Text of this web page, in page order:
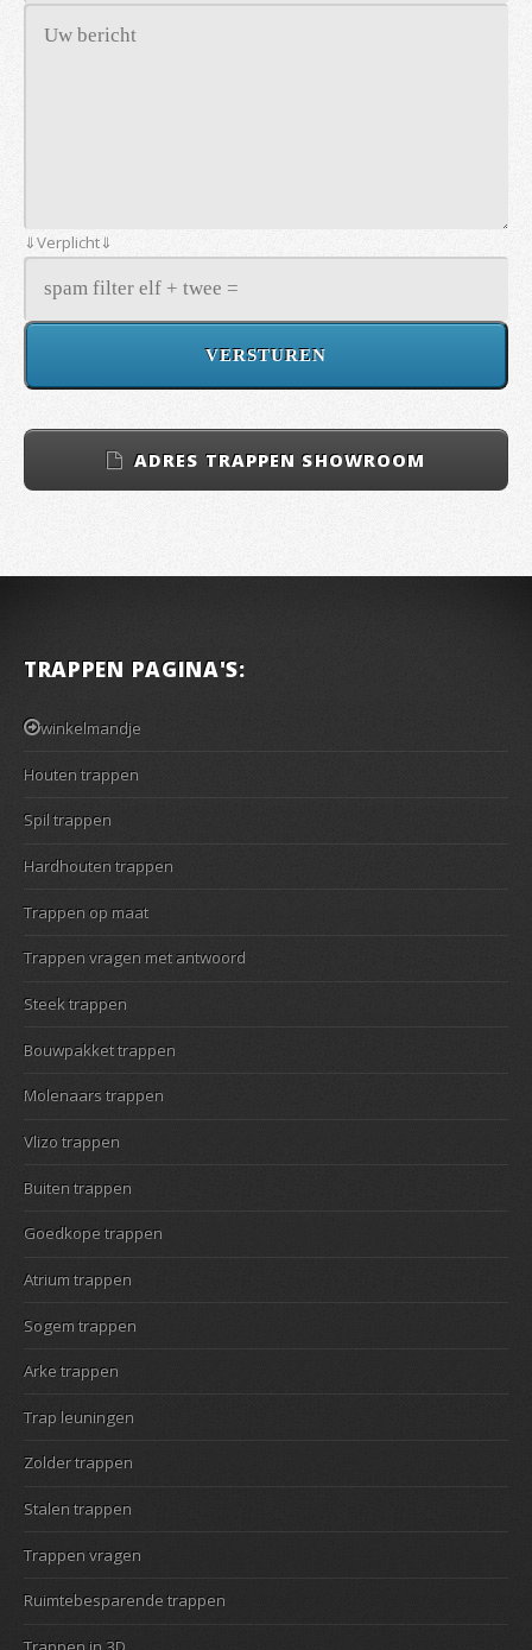
⇓Verplicht⇓
ADRES TRAPPEN SHOWROOM
TRAPPEN PAGINA'S:
winkelmandje
Houten trappen
Spil trappen
Hardhouten trappen
Trappen op maat
Trappen vragen met antwoord
Steek trappen
Bouwpakket trappen
Molenaars trappen
Vlizo trappen
Buiten trappen
Goedkope trappen
Atrium trappen
Sogem trappen
Arke trappen
Trap leuningen
Zolder trappen
Stalen trappen
Trappen vragen
Ruimtebesparende trappen